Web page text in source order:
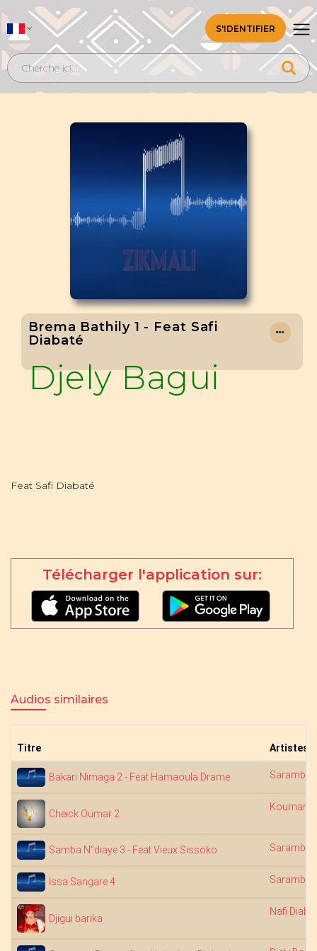
S'IDENTIFIER
Brema Bathily 1 - Feat Safi
Diabaté
Djely Bagui
Feat Safi Diabaté
Télécharger l'application sur:
Audios similaires
Titre Artistes
Bakari Nimaga 2 - Feat Hamaoula Drame Saramba
Cheick Oumar 2
Samba N"diaye 3 - Feat Vieux Sissoko Saramba
Issa Sangare 4 Saramba
Djigui barika
Nafi